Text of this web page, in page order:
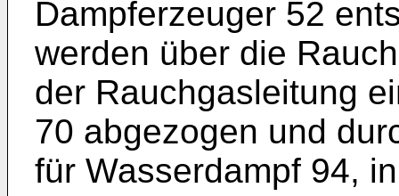
Dampferzeuger 52
werden über die
der Rauchgasleitung
70 abgezogen und
für Wasserdampf 94,